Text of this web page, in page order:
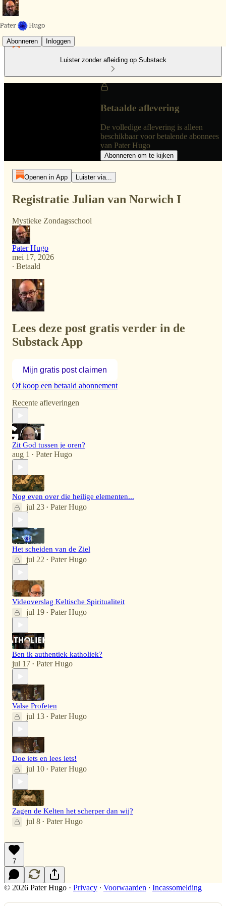
Abonneren Inloggen
Luister zonder afleiding op Substack
Betaalde aflevering
De volledige aflevering is alleen
beschikbaar voor betalende abonnees
van Pater Hugo
Abonneren om te kijken
Openen in App Luister via...
Registratie Julian van Norwich I
Mystieke Zondagsschool
Pater Hugo
mei 17, 2026
∙ Betaald
Lees deze post gratis verder in de
Substack App
Mijn gratis post claimen
Of koop een betaald abonnement
Recente afleveringen
Zit God tussen je oren?
aug 1 • Pater Hugo
Nog even over die heilige elementen...
jul 23 • Pater Hugo
Het scheiden van de Ziel
jul 22 • Pater Hugo
Videoverslag Keltische Spiritualiteit
jul 19 • Pater Hugo
Ben ik authentiek katholiek?
jul 17 • Pater Hugo
Valse Profeten
jul 13 • Pater Hugo
Doe iets en lees iets!
jul 10 • Pater Hugo
Zagen de Kelten het scherper dan wij?
jul 8 • Pater Hugo
7
© 2026 Pater Hugo · Privacy ∙ Voorwaarden ∙ Incassomelding